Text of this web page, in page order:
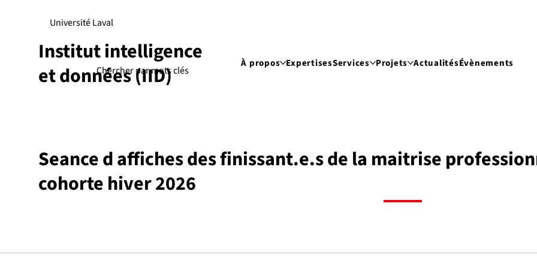
Institut intelligence
et données (IID)
À propos ExpertisesServices Projets ActualitésÉvènements
Université Laval
Seance d affiches des finissant.e.s de la maitrise
cohorte hiver 2026